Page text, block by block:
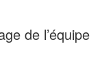
de l’équipe